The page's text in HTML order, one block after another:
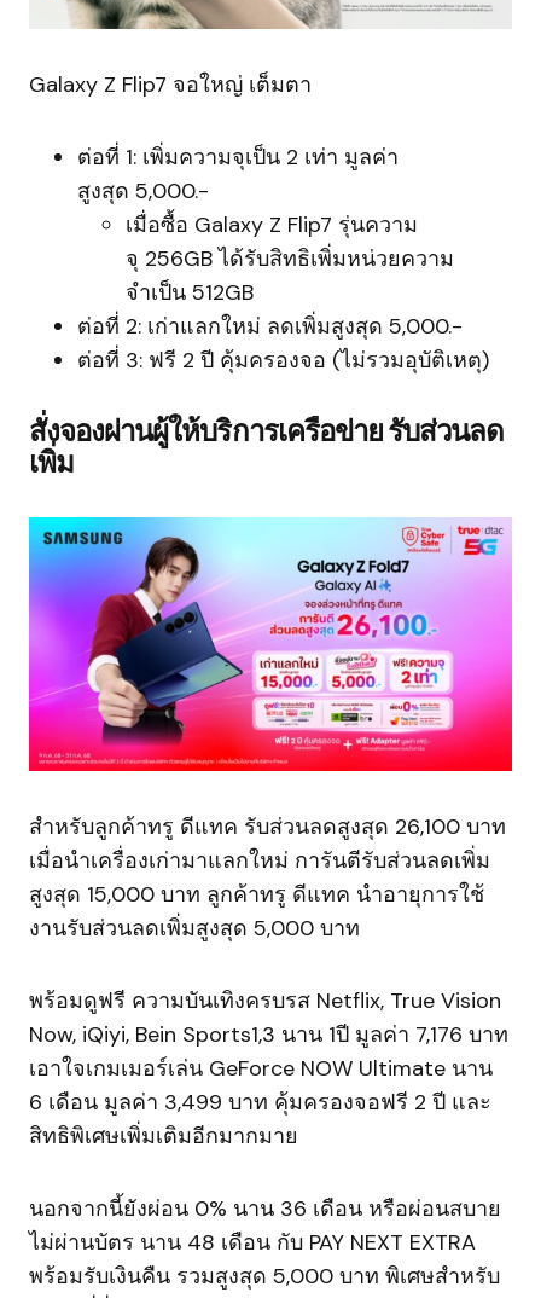
Galaxy Z Flip7 จอใหญ่ เต็มตา
ต่อที่ 1: เพิ่มความจุเป็น 2 เท่า มูลค่า
สูงสุด 5,000.-
เมื่อซื้อ Galaxy Z Flip7 รุ่นความ
จุ 256GB ได้รับสิทธิเพิ่มหน่วยความ
จำเป็น 512GB
ต่อที่ 2: เก่าแลกใหม่ ลดเพิ่มสูงสุด 5,000.-
ต่อที่ 3: ฟรี 2 ปี คุ้มครองจอ (ไม่รวมอุบัติเหตุ)
สั่งจองผ่านผู้ให้บริการเครือข่าย รับส่วนลด
เพิ่ม
สำหรับลูกค้าทรู ดีแทค รับส่วนลดสูงสุด 26,100 บาท
เมื่อนำเครื่องเก่ามาแลกใหม่ การันตีรับส่วนลดเพิ่ม
สูงสุด 15,000 บาท ลูกค้าทรู ดีแทค นำอายุการใช้
งานรับส่วนลดเพิ่มสูงสุด 5,000 บาท
พร้อมดูฟรี ความบันเทิงครบรส Netflix, True Vision
Now, iQiyi, Bein Sports1,3 นาน 1ปี มูลค่า 7,176 บาท
เอาใจเกมเมอร์เล่น GeForce NOW Ultimate นาน
6 เดือน มูลค่า 3,499 บาท คุ้มครองจอฟรี 2 ปี และ
สิทธิพิเศษเพิ่มเติมอีกมากมาย
นอกจากนี้ยังผ่อน 0% นาน 36 เดือน หรือผ่อนสบาย
ไม่ผ่านบัตร นาน 48 เดือน กับ PAY NEXT EXTRA
พร้อมรับเงินคืน รวมสูงสุด 5,000 บาท พิเศษสำหรับ